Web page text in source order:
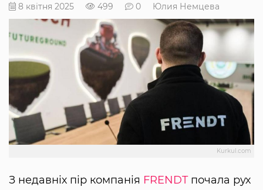
8 квітня 2025 499 0 Юлия Немцева
Kurkul.com
З недавніх пір компанія FRENDTпочала рух